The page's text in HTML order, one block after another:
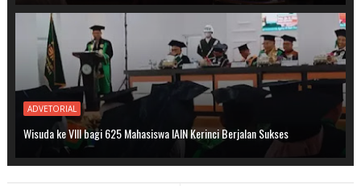
ADVETORIAL
Wisuda ke VIII bagi 625 Mahasiswa IAIN Kerinci Berjalan Sukses